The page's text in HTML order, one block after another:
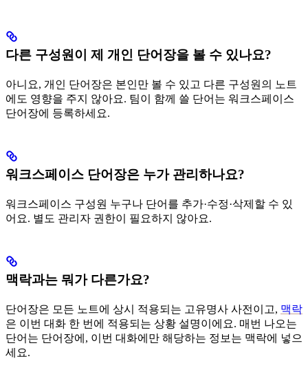
다른 구성원이 제 개인 단어장을 볼 수 있나요?
아니요, 개인 단어장은 본인만 볼 수 있고 다른 구성원의 노트
에도 영향을 주지 않아요. 팀이 함께 쓸 단어는 워크스페이스
단어장에 등록하세요.
워크스페이스 단어장은 누가 관리하나요?
워크스페이스 구성원 누구나 단어를 추가·수정·삭제할 수 있
어요. 별도 관리자 권한이 필요하지 않아요.
맥락과는 뭐가 다른가요?
단어장은 모든 노트에 상시 적용되는 고유명사 사전이고, 맥락
은 이번 대화 한 번에 적용되는 상황 설명이에요. 매번 나오는
단어는 단어장에, 이번 대화에만 해당하는 정보는 맥락에 넣으
세요.